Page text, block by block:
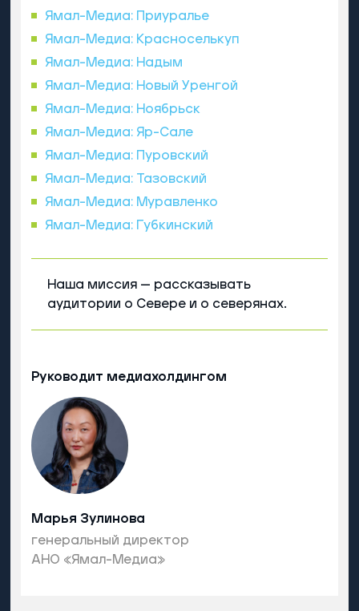
Ямал-Медиа: Приуралье
Ямал-Медиа: Красноселькуп
Ямал-Медиа: Надым
Ямал-Медиа: Новый Уренгой
Ямал-Медиа: Ноябрьск
Ямал-Медиа: Яр-Сале
Ямал-Медиа: Пуровский
Ямал-Медиа: Тазовский
Ямал-Медиа: Муравленко
Ямал-Медиа: Губкинский
Наша миссия — рассказывать
аудитории о Севере и о северянах.
Руководит медиахолдингом
Марья Зулинова
генеральный директор
АНО «Ямал-Медиа»